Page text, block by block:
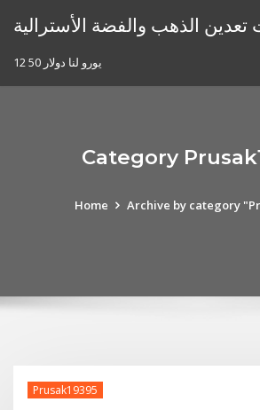
الذهب والفضة الأسترالية
12 50 يورو لنا دولار
Category
Home Archive by category
Prusak19395